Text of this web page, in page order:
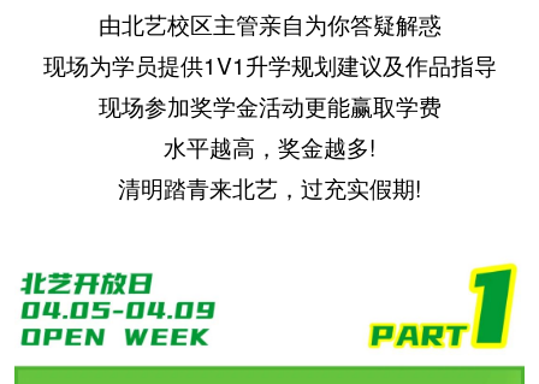
由北艺校区主管亲自为你答疑解惑
现场为学员提供1V1升学规划建议及作品指导
现场参加奖学金活动更能赢取学费
水平越高，奖金越多!
清明踏青来北艺，过充实假期!